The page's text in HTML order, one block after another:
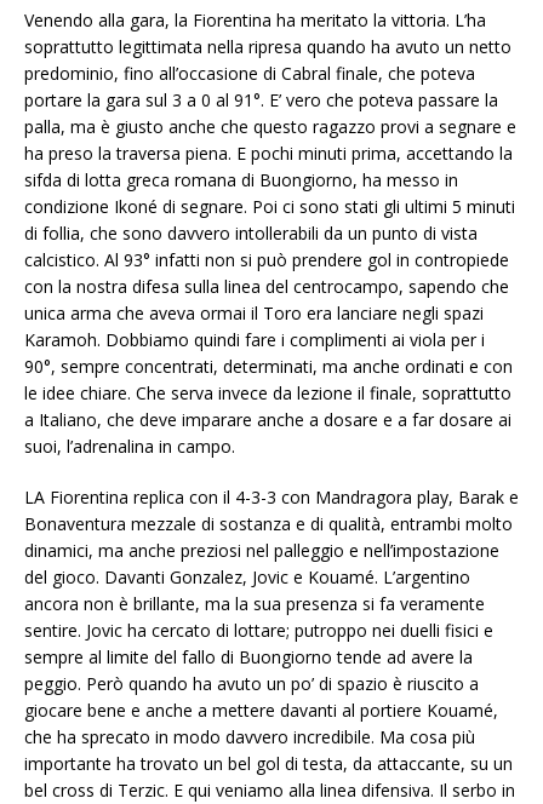
Venendo alla gara, la Fiorentina ha meritato la vittoria. L’ha
soprattutto legittimata nella ripresa quando ha avuto un netto
predominio, fino all’occasione di Cabral finale, che poteva
portare la gara sul 3 a 0 al 91°. E’ vero che poteva passare la
palla, ma è giusto anche che questo ragazzo provi a segnare e
ha preso la traversa piena. E pochi minuti prima, accettando la
sifda di lotta greca romana di Buongiorno, ha messo in
condizione Ikoné di segnare. Poi ci sono stati gli ultimi 5 minuti
di follia, che sono davvero intollerabili da un punto di vista
calcistico. Al 93° infatti non si può prendere gol in contropiede
con la nostra difesa sulla linea del centrocampo, sapendo che
unica arma che aveva ormai il Toro era lanciare negli spazi
Karamoh. Dobbiamo quindi fare i complimenti ai viola per i
90°, sempre concentrati, determinati, ma anche ordinati e con
le idee chiare. Che serva invece da lezione il finale, soprattutto
a Italiano, che deve imparare anche a dosare e a far dosare ai
suoi, l’adrenalina in campo.
LA Fiorentina replica con il 4-3-3 con Mandragora play, Barak e
Bonaventura mezzale di sostanza e di qualità, entrambi molto
dinamici, ma anche preziosi nel palleggio e nell’impostazione
del gioco. Davanti Gonzalez, Jovic e Kouamé. L’argentino
ancora non è brillante, ma la sua presenza si fa veramente
sentire. Jovic ha cercato di lottare; putroppo nei duelli fisici e
sempre al limite del fallo di Buongiorno tende ad avere la
peggio. Però quando ha avuto un po’ di spazio è riuscito a
giocare bene e anche a mettere davanti al portiere Kouamé,
che ha sprecato in modo davvero incredibile. Ma cosa più
importante ha trovato un bel gol di testa, da attaccante, su un
bel cross di Terzic. E qui veniamo alla linea difensiva. Il serbo in